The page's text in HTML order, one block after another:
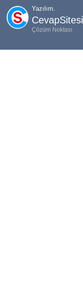
Yazılım.
CevapSitesi
Çözüm Noktası